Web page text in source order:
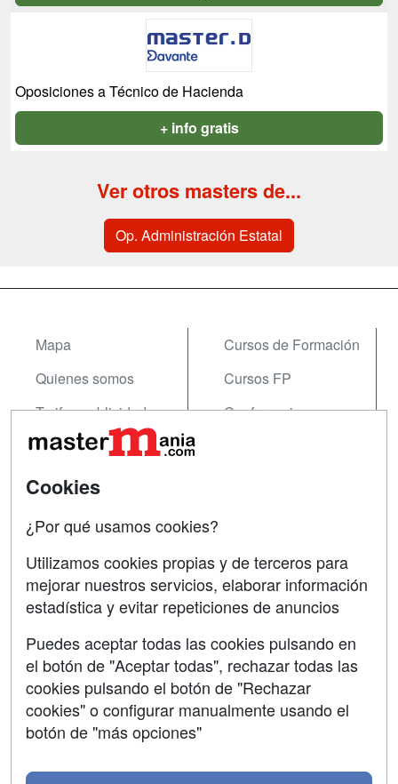
Oposiciones a Técnico de Hacienda
+ info gratis
Ver otros masters de...
Op. Administración Estatal
Mapa
Quienes somos
Tarifas publicidad
Acceso Usuarios
Acceso Centros
Cursos de Formación
Cursos FP
Conferencias
Contactar
Confidencialidad
Aviso legal
Copyleft
Cookies
¿Por qué usamos cookies?
Utilizamos cookies propias y de terceros para
mejorar nuestros servicios, elaborar información
estadística y evitar repeticiones de anuncios
Puedes aceptar todas las cookies pulsando en
el botón de "Aceptar todas", rechazar todas las
cookies pulsando el botón de "Rechazar
cookies" o configurar manualmente usando el
botón de "más opciones"